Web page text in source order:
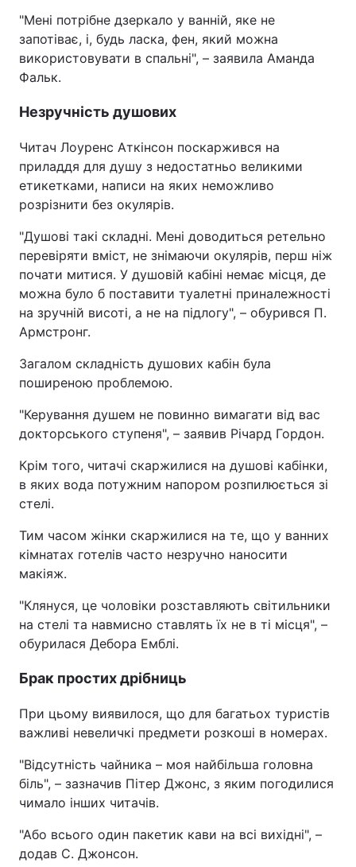
"Мені потрібне дзеркало у ванній, яке не
запотіває, і, будь ласка, фен, який можна
використовувати в спальні", – заявила Аманда
Фальк.
Незручність душових
Читач Лоуренс Аткінсон поскаржився на
приладдя для душу з недостатньо великими
етикетками, написи на яких неможливо
розрізнити без окулярів.
"Душові такі складні. Мені доводиться ретельно
перевіряти вміст, не знімаючи окулярів, перш ніж
почати митися. У душовій кабіні немає місця, де
можна було б поставити туалетні приналежності
на зручній висоті, а не на підлогу", – обурився П.
Армстронг.
Загалом складність душових кабін була
поширеною проблемою.
"Керування душем не повинно вимагати від вас
докторського ступеня", – заявив Річард Гордон.
Крім того, читачі скаржилися на душові кабінки,
в яких вода потужним напором розпилюється зі
стелі.
Тим часом жінки скаржилися на те, що у ванних
кімнатах готелів часто незручно наносити
макіяж.
"Клянуся, це чоловіки розставляють світильники
на стелі та навмисно ставлять їх не в ті місця", –
обурилася Дебора Емблі.
Брак простих дрібниць
При цьому виявилося, що для багатьох туристів
важливі невеличкі предмети розкоші в номерах.
"Відсутність чайника – моя найбільша головна
біль", – зазначив Пітер Джонс, з яким погодилися
чимало інших читачів.
"Або всього один пакетик кави на всі вихідні", –
додав С. Джонсон.